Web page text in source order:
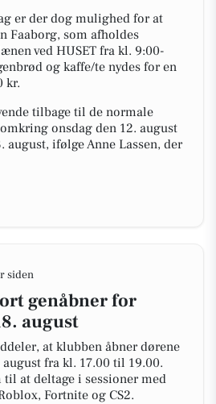
er der dog mulighed for at
Faaborg, som afholdes
ved HUSET fra kl. 9:00-
og kaffe/te nydes for en
kr.
tilbage til de normale
onsdag den 12. august
august, ifølge Anne Lassen, der
siden
genåbner for
august
at klubben åbner dørene
fra kl. 17.00 til 19.00.
til at deltage i sessioner med
Fortnite og CS2.